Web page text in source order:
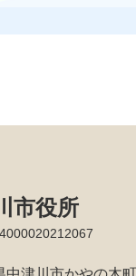
市役所